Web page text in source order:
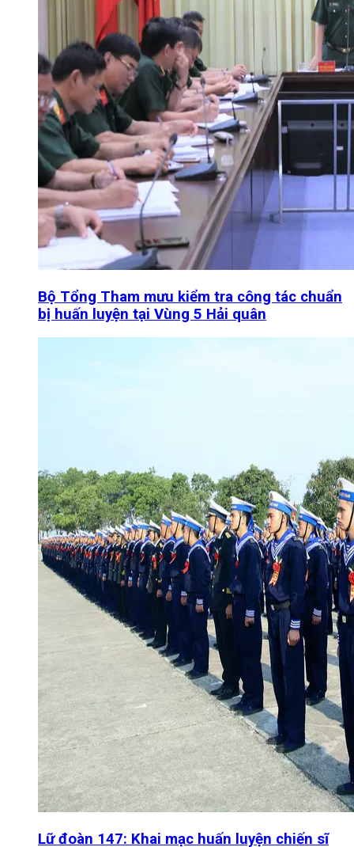
Bộ Tổng Tham mưu kiểm tra công tác chuẩn
bị huấn luyện tại Vùng 5 Hải quân
Lữ đoàn 147: Khai mạc huấn luyện chiến sĩ